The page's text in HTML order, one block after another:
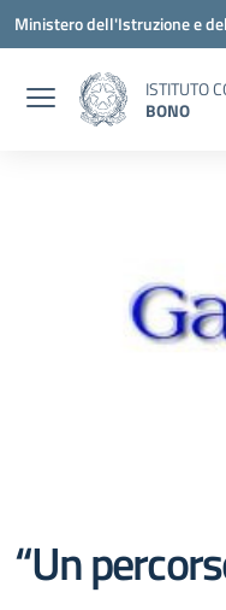
Vai ai contenuti
Vai al menu di navigazione
Vai al footer
Ministero dell'Istruzione e
ISTITUTO
BONO
“Un